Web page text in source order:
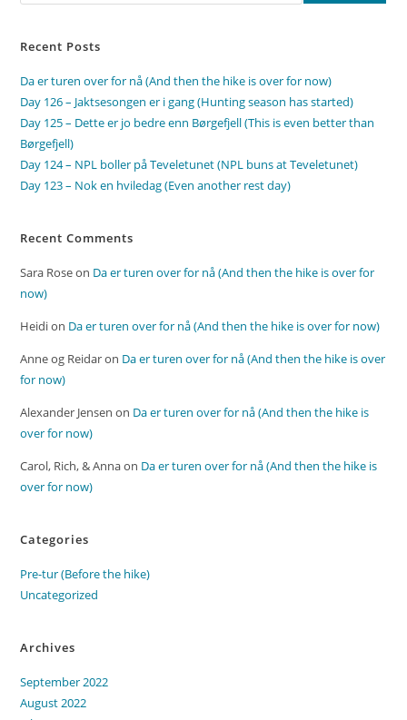
Recent Posts
Da er turen over for nå (And then the hike is over for now)
Day 126 – Jaktsesongen er i gang (Hunting season has started)
Day 125 – Dette er jo bedre enn Børgefjell (This is even better than
Børgefjell)
Day 124 – NPL boller på Teveletunet (NPL buns at Teveletunet)
Day 123 – Nok en hviledag (Even another rest day)
Recent Comments
Sara Roseon Da er turen over for nå (And then the hike is over for
now)
Heidion Da er turen over for nå (And then the hike is over for now)
Anne og Reidaron Da er turen over for nå (And then the hike is over
for now)
Alexander Jensen on Da er turen over for nå (And then the hike is
over for now)
Carol, Rich, & Annaon Da er turen over for nå (And then the hike is
over for now)
Categories
Pre-tur (Before the hike)
Uncategorized
Archives
September 2022
August 2022